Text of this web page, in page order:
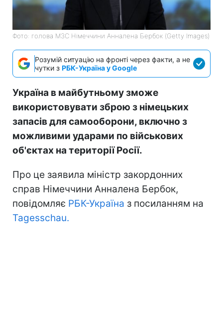
Фото: голова МЗС Німеччини Анналена Бербок (Getty Images)
Розумій ситуацію на фронті через факти, а не
чутки з РБК-Україна у Google
Україна в майбутньому зможе
використовувати зброю з німецьких
запасів для самооборони, включно з
можливими ударами по військових
об'єктах на території Росії.
Про це заявила міністр закордонних
справ Німеччини Анналена Бербок,
повідомляє РБК-Україна з посиланням на
Tagesschau.